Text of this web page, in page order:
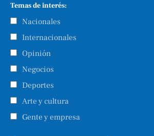
Temas de interés:
Nacionales
Internacionales
Opinión
Negocios
Deportes
Arte y cultura
Gente y empresa